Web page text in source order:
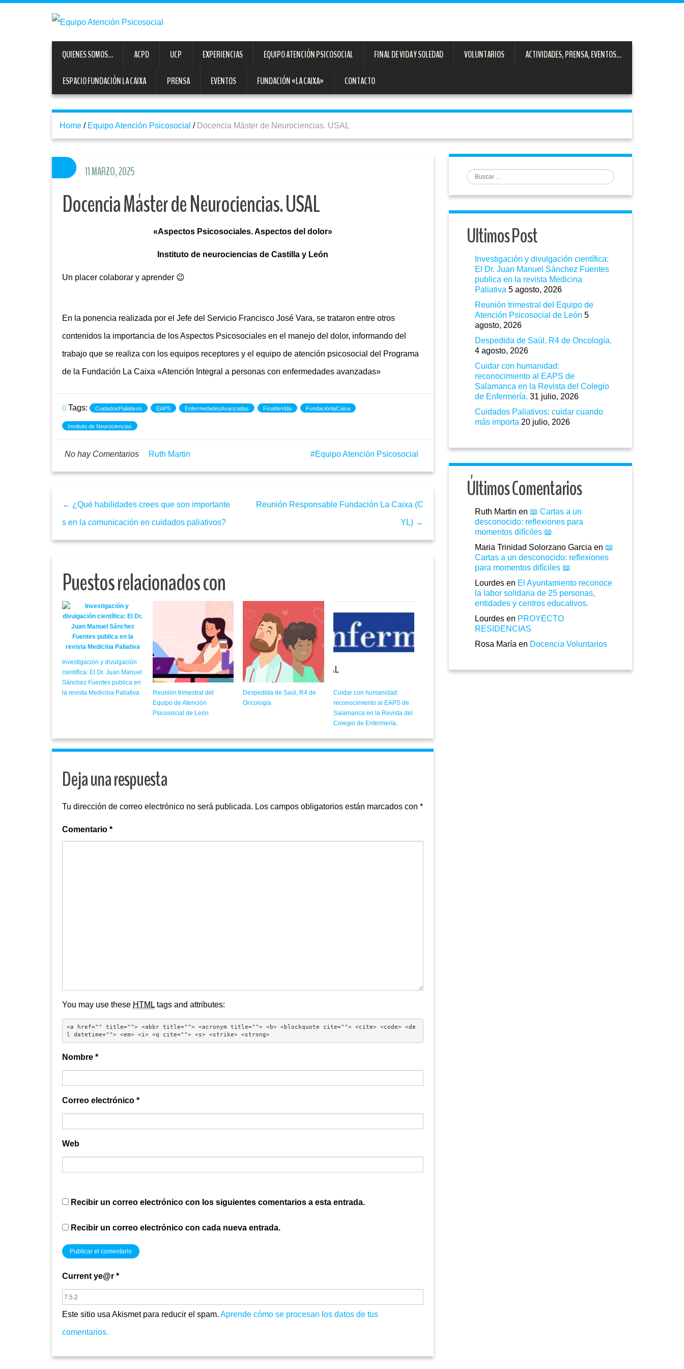
QUIENES SOMOS… ACPD UCP EXPERIENCIAS EQUIPO ATENCIÓN PSICOSOCIAL FINAL DE VIDA Y SOLEDAD VOLUNTARIOS ACTIVIDADES, PRENSA, EVENTOS…
ESPACIO FUNDACIÓN LA CAIXA PRENSA EVENTOS FUNDACIÓN «LA CAIXA» CONTACTO
Home / Equipo Atención Psicosocial / Docencia Máster de Neurociencias. USAL
Docencia Máster de Neurociencias. USAL
«Aspectos Psicosociales. Aspectos del dolor»
Instituto de neurociencias de Castilla y León
Un placer colaborar y aprender 😉
En la ponencia realizada por el Jefe del Servicio Francisco José Vara, se trataron entre otros
contenidos la importancia de los Aspectos Psicosociales en el manejo del dolor, informando del
trabajo que se realiza con los equipos receptores y el equipo de atención psicosocial del Programa
de la Fundación La Caixa «Atención Integral a personas con enfermedades avanzadas»
Tags: CuidadosPaliativos EAPS EnfermedadesAvanzadas FinaldeVida FundaciónlaCaixa
Instituto de Neurociencias
11 MARZO, 2025
Equipo Atención Psicosocial
No hay Comentarios Ruth Martin
← ¿Qué habilidades crees que son importante
s en la comunicación en cuidados paliativos?
Reunión Responsable Fundación La Caixa (C
YL) →
Puestos relacionados con
Investigación y divulgación
científica: El Dr. Juan Manuel
Sánchez Fuentes publica en
la revista Medicina Paliativa
Reunión trimestral del
Equipo de Atención
Psicosocial de León
Despedida de Saúl, R4 de
Oncología.
Cuidar con humanidad:
reconocimiento al EAPS de
Salamanca en la Revista del
Colegio de Enfermería.
Deja una respuesta
Tu dirección de correo electrónico no será publicada. Los campos obligatorios están marcados con *
Comentario *
You may use these HTML tags and attributes:
<a href="" title=""> <abbr title=""> <acronym title=""> <b> <blockquote cite=""> <cite> <code> <de
l datetime=""> <em> <i> <q cite=""> <s> <strike> <strong>
Nombre *
Correo electrónico *
Web
Recibir un correo electrónico con los siguientes comentarios a esta entrada.
Recibir un correo electrónico con cada nueva entrada.
Current ye@r *
Este sitio usa Akismet para reducir el spam. Aprende cómo se procesan los datos de tus
comentarios.
Buscar
Ultimos Post
Investigación y divulgación científica:
El Dr. Juan Manuel Sánchez Fuentes
publica en la revista Medicina
Paliativa 5 agosto, 2026
Reunión trimestral del Equipo de
Atención Psicosocial de León 5
agosto, 2026
Despedida de Saúl, R4 de Oncología.
4 agosto, 2026
Cuidar con humanidad:
reconocimiento al EAPS de
Salamanca en la Revista del Colegio
de Enfermería. 31 julio, 2026
Cuidados Paliativos: cuidar cuando
más importa 20 julio, 2026
Últimos Comentarios
Ruth Martin en 📖 Cartas a un
desconocido: reflexiones para
momentos difíciles 📖
Maria Trinidad Solorzano Garcia en 📖
Cartas a un desconocido: reflexiones
para momentos difíciles 📖
Lourdes en El Ayuntamiento reconoce
la labor solidaria de 25 personas,
entidades y centros educativos.
Lourdes en PROYECTO
RESIDENCIAS
Rosa María en Docencia Voluntarios